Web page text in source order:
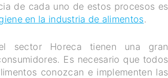
de cada uno de estos procesos es
en la industria de alimentos.
sector Horeca tienen una gran
Es necesario que todos
conozcan e implementen las